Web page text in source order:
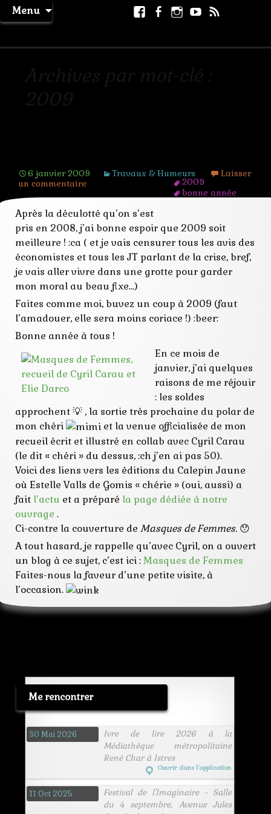
Menu
Aller
au
Facebook
Facebook
page
Instagram
Youtube
6 janvier 2009 Travaux & Humeurs
2009
bonne année
estelle valls de
gomis
masques de
femmes
voeux
Laisser
un commentaire
Après la déculotté qu’on s’est
pris en 2008, j’ai bonne espoir que 2009 soit
meilleure ! :ca ( et je vais censurer tous les avis des
économistes et tous les JT parlant de la crise, bref,
je vais aller vivre dans une grotte pour garder
mon moral au beau fixe…)
Faites comme moi, buvez un coup à 2009 (faut
l’amadouer, elle sera moins coriace !) :beer:
Bonne année à tous !
En ce mois de
janvier, j’ai quelques
raisons de me réjouir
: les soldes
approchent 💡 , la sortie très prochaine du polar de
mon chéri
et la venue officialisée de mon
recueil écrit et illustré en collab avec Cyril Carau
(le dit « chéri » du dessus, :ch j’en ai pas 50).
Voici des liens vers les éditions du Calepin Jaune
où Estelle Valls de Gomis « chérie » (oui, aussi) a
fait l’actu et a préparé la page dédiée à notre
ouvrage .
Ci-contre la couverture de Masques de Femmes. 😯
A tout hasard, je rappelle qu’avec Cyril, on a ouvert
un blog à ce sujet, c’est ici :Masques de Femmes
Faites-nous la faveur d’une petite visite, à
l’occasion.
Me rencontrer
30 Mai 2026
Ivre de lire 2026 à la
Médiathèque métropolitaine
René Char à Istres
Ouvrir dans l’application
11 Oct 2025
Festival de l'Imaginaire - Salle
du 4 septembre, Avenue Jules